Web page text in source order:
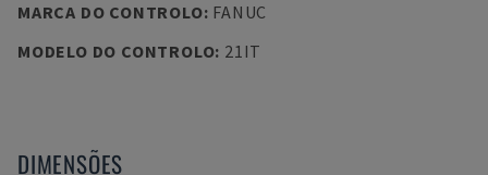
MARCA DO CONTROLO: FANUC
MODELO DO CONTROLO: 21IT
DIMENSÕES